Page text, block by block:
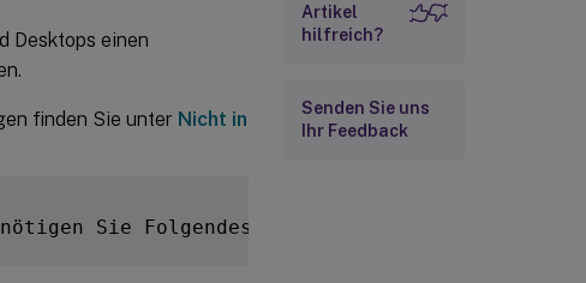
Desktops einen
finden Sie unter Nicht in
Sie Folgendes
Artikel
hilfreich?
Senden Sie uns
Ihr Feedback